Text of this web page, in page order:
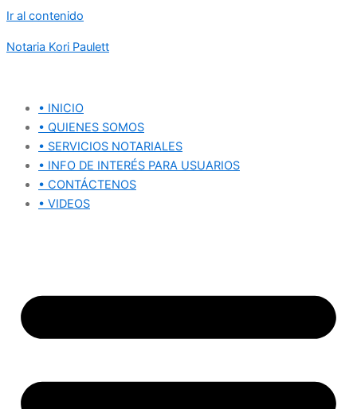
Ir al contenido
Notaria Kori Paulett
• INICIO
• QUIENES SOMOS
• SERVICIOS NOTARIALES
• INFO DE INTERÉS PARA USUARIOS
• CONTÁCTENOS
• VIDEOS